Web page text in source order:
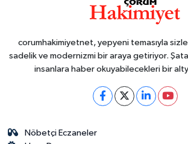
corumhakimiyetnet, yepyeni temasıyla
sadelik ve modernizmi bir araya getiriyor.
insanlara haber okuyabilecekleri bir
Nöbetçi Eczaneler